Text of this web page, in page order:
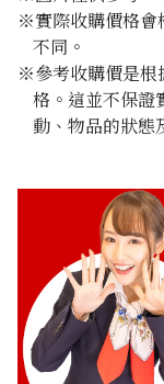
Hermes Kelly
參考回收價
※實際收購價格會
不同。
※參考收購價是根
格。這並不保證
動、物品的狀態